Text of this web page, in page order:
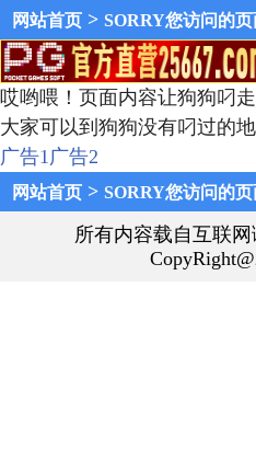
网站首页 > SORRY您访问的页
哎哟喂！页面内容让狗狗叼走
大家可以到狗狗没有叼过的地
广告1广告2
网站首页 > SORRY您访问的页
所有内容载自互联